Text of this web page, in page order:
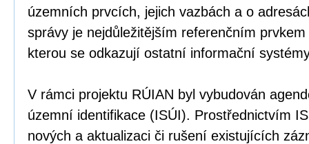
územních prvcích, jejich vazbách a o
správy je nejdůležitějším referenčním
kterou se odkazují ostatní informační
V rámci projektu RÚIAN byl vybudován
územní identifikace (ISÚI). Prostřednictvím
nových a aktualizaci či rušení existujících